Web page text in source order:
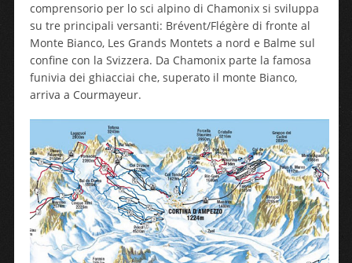
comprensorio per lo sci alpino di Chamonix si sviluppa
su tre principali versanti: Brévent/Flégère di fronte al
Monte Bianco, Les Grands Montets a nord e Balme sul
confine con la Svizzera. Da Chamonix parte la famosa
funivia dei ghiacciai che, superato il monte Bianco,
arriva a Courmayeur.